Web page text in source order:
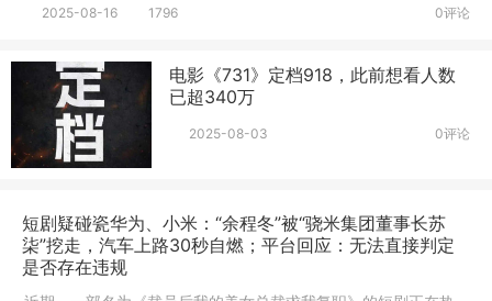
房(含预
0评论
2025-08-16 1796
电影《731》定档918，此前想看人数
已超340万
0评论
2025-08-03
短剧疑碰瓷华为、小米：“余程冬”被“骁米集团董事长苏
柒”挖走，汽车上路30秒自燃；平台回应：无法直接判定
是否存在违规